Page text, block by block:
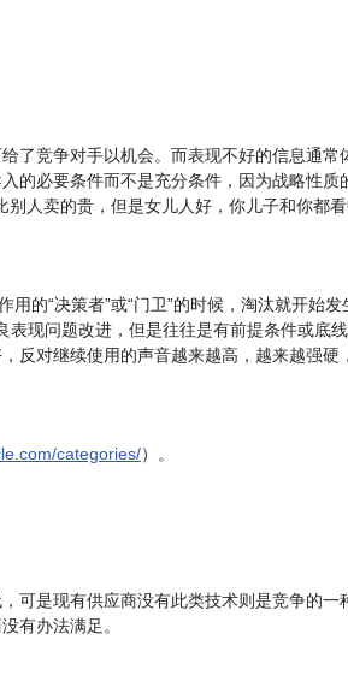
了竞争对手以机会。而表现不好的信息通常
的必要条件而不是充分条件，因为战略性质
人卖的贵，但是女儿人好，你儿子和你都
的“决策者”或“门卫”的时候，淘汰就开始
表现问题改进，但是往往是有前提条件或底
反对继续使用的声音越来越高，越来越强硬
categories/）。
可是现有供应商没有此类技术则是竞争的一
有办法满足。